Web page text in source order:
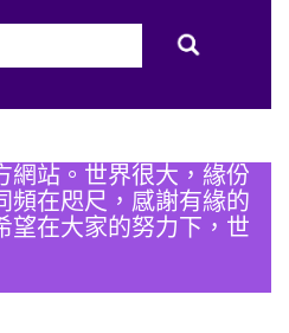
網站。世界很大，緣份
頻在咫尺，感謝有緣的
望在大家的努力下，世